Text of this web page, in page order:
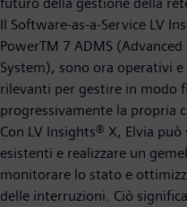
Il Software-as-a-Service LV
PowerTM 7 ADMS
System), sono ora operativi
rilevanti per gestire in modo
progressivamente la propria
Con LV Insights® X, Elvia
esistenti e realizzare un
monitorare lo stato e
delle interruzioni. Ciò